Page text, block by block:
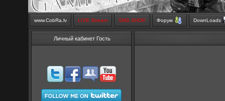
www.CobRa.lv LIVE Stream SMS SHOP Форум DownLoads
Личный кабинет Гость